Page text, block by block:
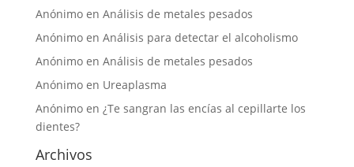
Anónimoen Análisis de metales pesados
Anónimoen Análisis para detectar el alcoholismo
Anónimoen Análisis de metales pesados
Anónimoen Ureaplasma
Anónimoen ¿Te sangran las encías al cepillarte los
dientes?
Archivos